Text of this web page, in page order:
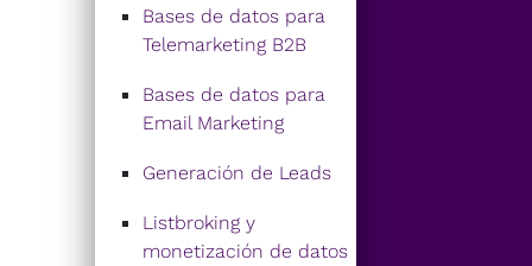
Bases de datos para
Telemarketing B2B
Bases de datos para
Email Marketing
Generación de Leads
Listbroking y
monetización de datos